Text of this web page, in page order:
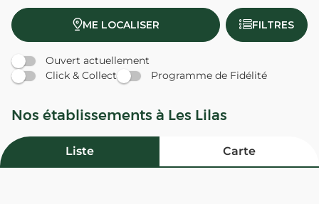
ME LOCALISER FILTRES
Ouvert actuellement
Click & Collect
Programme de Fidélité
Nos établissements à Les Lilas
Liste Carte